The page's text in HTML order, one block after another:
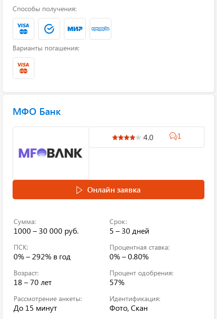
Способы получения:
Варианты погашения:
МФО Банк
4.0 1
Онлайн заявка
Сумма:
1000 – 30 000 руб.
Срок:
5 – 30 дней
ПСК:
0% – 292% в год
Процентная ставка:
0% – 0.80%
Возраст:
18 – 70 лет
Процент одобрения:
57%
Рассмотрение анкеты:
До 15 минут
Идентификация:
Фото, Скан